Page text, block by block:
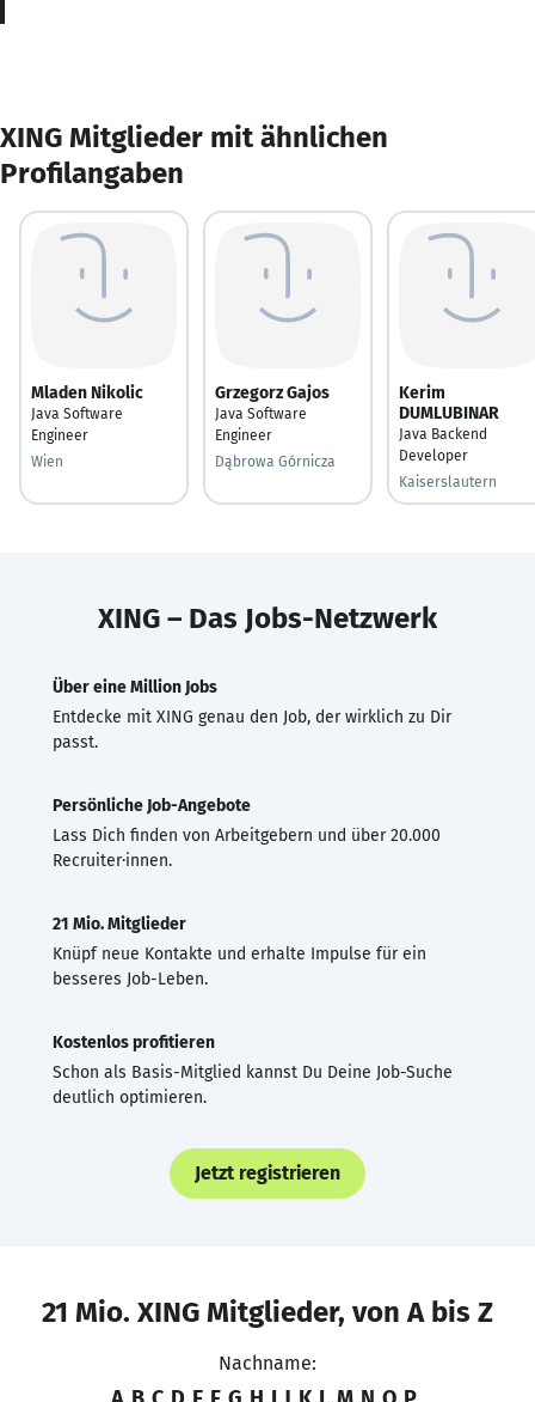
XING Mitglieder mit ähnlichen
Profilangaben
Mladen Nikolic
Java Software
Engineer
Wien
Grzegorz Gajos
Java Software
Engineer
Dąbrowa Górnicza
Kerim
DUMLUBINAR
Java Backend
Developer
Kaiserslautern
XING – Das Jobs-Netzwerk
Über eine Million Jobs
Entdecke mit XING genau den Job, der wirklich zu Dir
passt.
Persönliche Job-Angebote
Lass Dich finden von Arbeitgebern und über 20.000
Recruiter·innen.
21 Mio. Mitglieder
Knüpf neue Kontakte und erhalte Impulse für ein
besseres Job-Leben.
Kostenlos profitieren
Schon als Basis-Mitglied kannst Du Deine Job-Suche
deutlich optimieren.
Jetzt registrieren
21 Mio. XING Mitglieder, von A bis Z
Nachname: